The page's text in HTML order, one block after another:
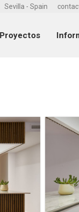
Sevilla - Spain
Proyectos